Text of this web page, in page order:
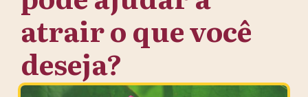
atrair o que você
deseja?